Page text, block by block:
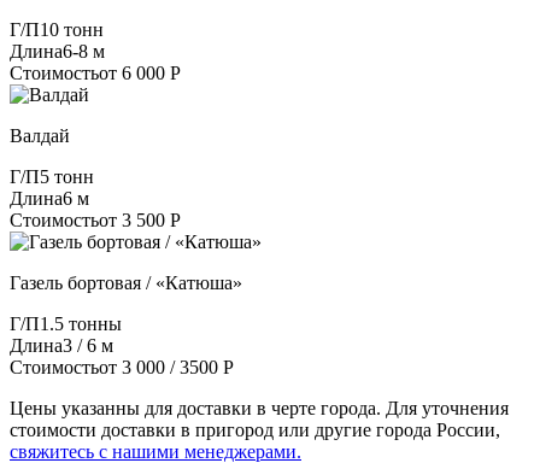
Г/П10 тонн
Длина6-8 м
Стоимостьот 6 000 Р
Валдай
Г/П5 тонн
Длина6 м
Стоимостьот 3 500 Р
Газель бортовая / «Катюша»
Г/П1.5 тонны
Длина3 / 6 м
Стоимостьот 3 000 / 3500 Р
Цены указанны для доставки в черте города. Для уточнения
стоимости доставки в пригород или другие города России,
свяжитесь с нашими менеджерами.